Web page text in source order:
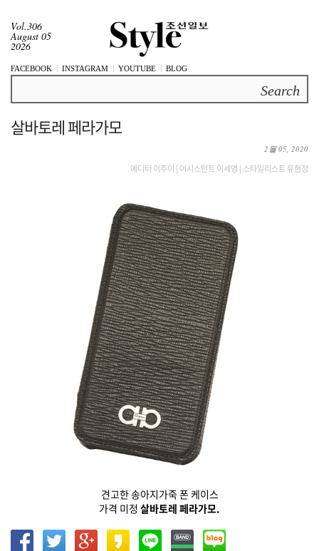
Vol.306
August 05
2026
FACEBOOK INSTAGRAM YOUTUBE BLOG
살바토레 페라가모
2월 05, 2020
에디터 이주이 | 어시스턴트 이세영 | 스타일리스트 유현정
견고한 송아지가죽 폰 케이스
가격 미정 살바토레 페라가모.